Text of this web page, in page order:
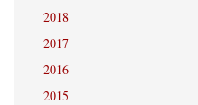
2018
2017
2016
2015